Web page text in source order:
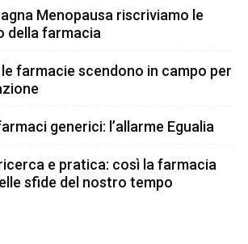
Menopausa riscriviamo le
della farmacia
le farmacie scendono in campo per
generici: l’allarme Egualia
e pratica: così la farmacia
sfide del nostro tempo